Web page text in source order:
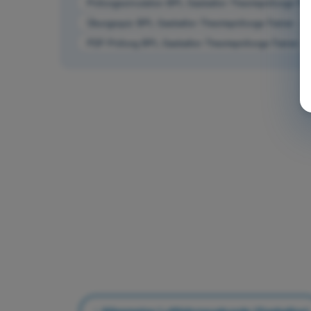
Übungsquiz BPL Gasballon Theorieprüfungs-Trainer -
PDF-Prüfung BPL Gasballon Theorieprüfungs-Trainer